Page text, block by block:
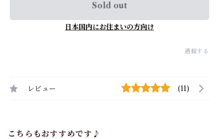
Sold out
日本国内にお住まいの方向け
通報する
レビュー (11)
こちらもおすすめです♪